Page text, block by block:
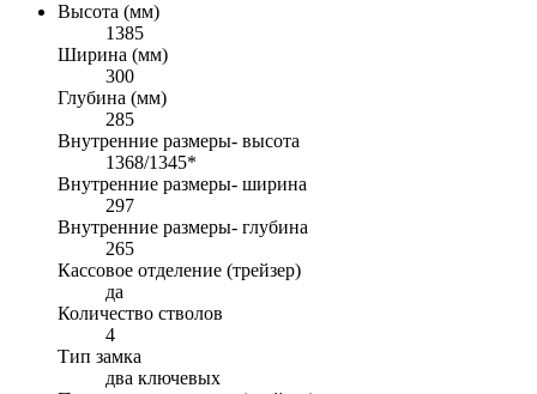
Высота (мм)
1385
Ширина (мм)
300
Глубина (мм)
285
Внутренние размеры- высота
1368/1345*
Внутренние размеры- ширина
297
Внутренние размеры- глубина
265
Кассовое отделение (трейзер)
да
Количество стволов
4
Тип замка
два ключевых